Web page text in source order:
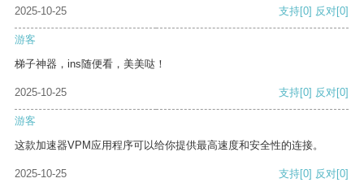
2025-10-25
支持[0] 反对[0]
游客
梯子神器，ins随便看，美美哒！
2025-10-25 支持[0] 反对[0]
游客
这款加速器VPM应用程序可以给你提供最高速度和安全性的连接。
2025-10-25 支持[0] 反对[0]